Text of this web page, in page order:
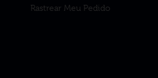
Rastrear Meu Pedido